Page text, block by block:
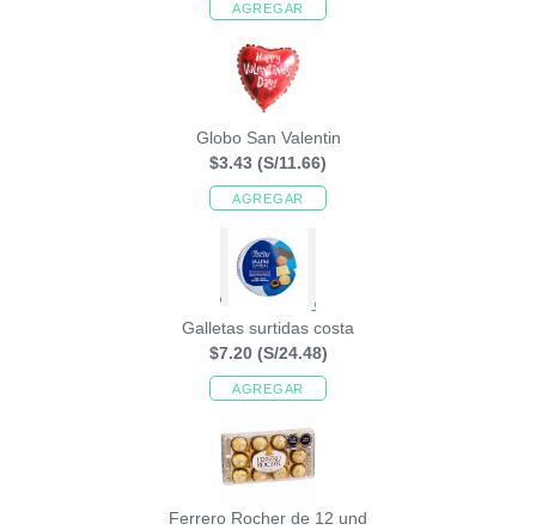
AGREGAR
Globo San Valentin
$3.43 (S/11.66)
AGREGAR
Galletas surtidas costa
$7.20 (S/24.48)
AGREGAR
Ferrero Rocher de 12 und